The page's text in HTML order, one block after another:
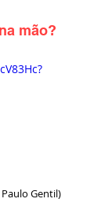
mão?
Gentil)